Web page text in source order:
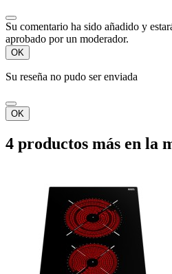
Su comentario ha sido añadido y
aprobado por un moderador.
OK
Su reseña no pudo ser enviada
OK
4 productos más en la